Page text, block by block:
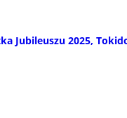
Jubileuszu 2025,